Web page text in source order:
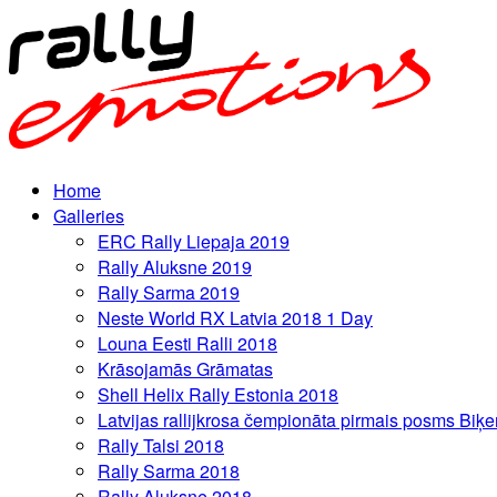
Home
Galleries
ERC Rally Liepaja 2019
Rally Aluksne 2019
Rally Sarma 2019
Neste World RX Latvia 2018 1 Day
Louna Eesti Ralli 2018
Krāsojamās Grāmatas
Shell Helix Rally Estonia 2018
Latvijas rallijkrosa čempionāta pirmais posms
Rally Talsi 2018
Rally Sarma 2018